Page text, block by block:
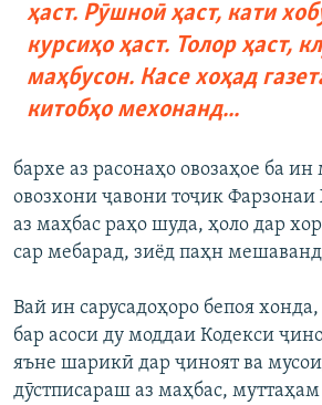
ҳаст. Рӯшноӣ ҳаст, кати
курсиҳо ҳаст. Толор ҳаст,
маҳбусон. Касе хоҳад
китобҳо мехонанд...
бархе аз расонаҳо овозаҳое ба
овозхони ҷавони тоҷик
аз маҳбас раҳо шуда, ҳоло дар
сар мебарад, зиёд паҳн
Вай ин сарусадоҳоро бепоя
бар асоси ду моддаи Кодекси
яъне шарикӣ дар ҷиноят ва
дӯстписараш аз маҳбас,